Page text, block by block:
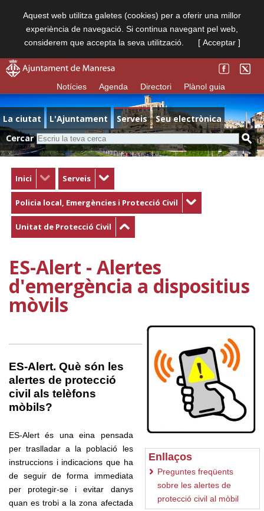
Aquest web utilitza galetes (cookies) per a oferir una millor
experiència de navegació. Si continua navegant pel web,
considerem que accepta la seva utilització.
[ Acceptar ]
Notícies Agenda Directori Plànol guia
La ciutat L'Ajuntament Serveis
Seu electrònica
Cercar
Inici Serveis
Policia local, Emergències i Protecció Civil
Unitat de Protecció Civil
ES-Alert - Alertes
d'emergència a dispositius
mòvils
Enllaços
Preguntes freqüents
sobre les alertes de
protecció civil al mòbil
ES-Alert. Què són les
alertes de protecció
civil als telèfons
mòbils?
ES-Alert és una eina pensada
per traslladar a la població les
instruccions i indicacions que ha
de seguir de forma immediata
per protegir-se i evitar danys
quan es trobi a la zona afectada